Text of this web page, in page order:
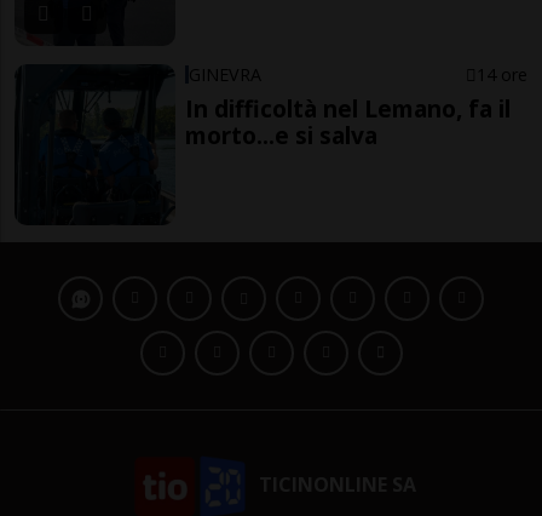
GINEVRA 14 ore
In difficoltà nel Lemano, fa il
morto...e si salva